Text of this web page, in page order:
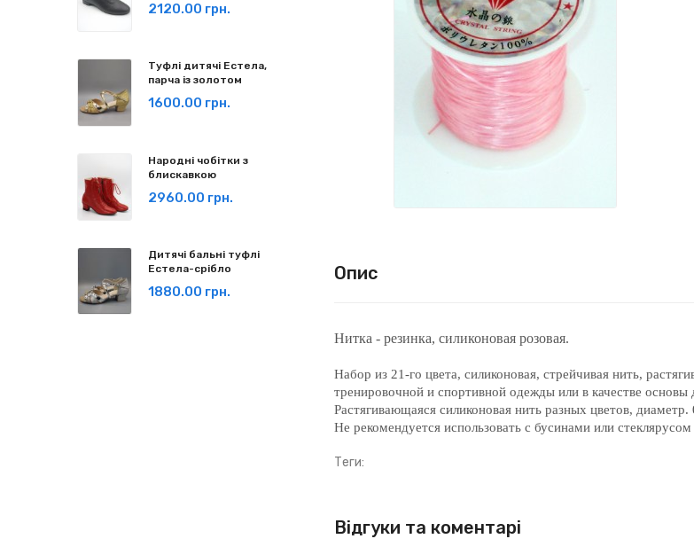
Опис
Нитка - резинка, силиконовая розовая.
Набор из 21-го цвета, силиконовая, стрейчивая нить,
тренировочной и спортивной одежды или в качестве основы
Растягивающаяся силиконовая нить разных цветов,
Не рекомендуется использовать с бусинами или
Теги:
Відгуки та коментарі
2120.00 грн.
Туфлі дитячі Естела,
парча із золотом
1600.00 грн.
Народні чобітки з
блискавкою
2960.00 грн.
Дитячі бальні туфлі
Естела-срібло
1880.00 грн.